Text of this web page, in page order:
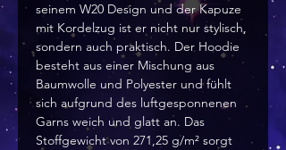
seinem W20 Design und der Kapuze
mit Kordelzug ist er nicht nur stylisch,
sondern auch praktisch. Der Hoodie
besteht aus einer Mischung aus
Baumwolle und Polyester und fühlt
sich aufgrund des luftgesponnenen
Garns weich und glatt an. Das
Stoffgewicht von 271,25 g/m² sorgt